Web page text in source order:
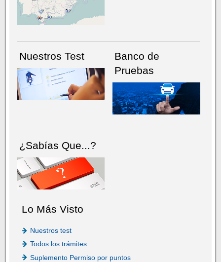
NÚMERO ACTUALHEMEROTECA
Nuestros Test
Banco de
Pruebas
¿Sabías Que...?
Lo Más Visto
Nuestros test
Todos los trámites
Suplemento Permiso por puntos